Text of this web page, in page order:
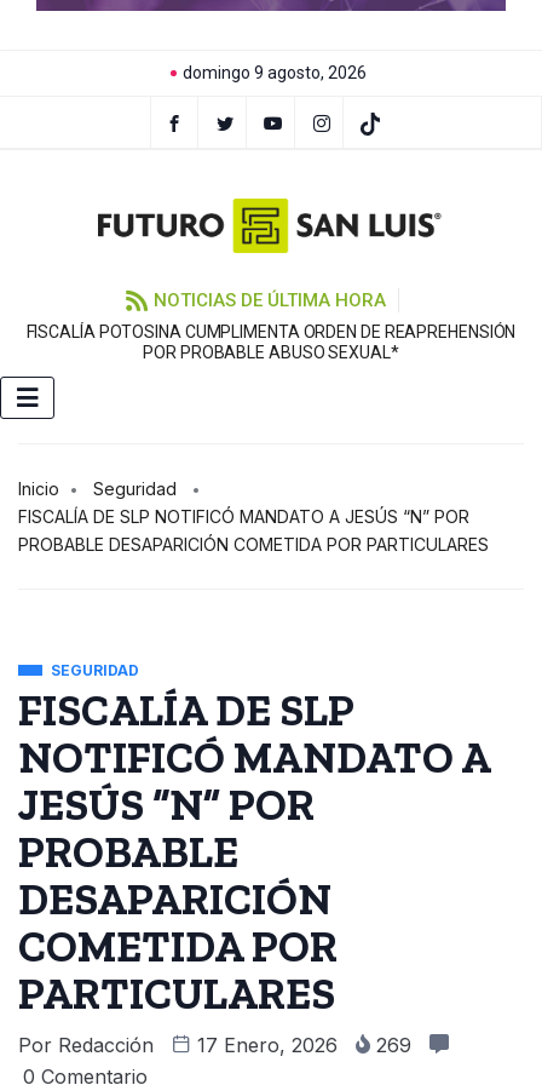
domingo 9 agosto, 2026
NOTICIAS DE ÚLTIMA HORA
FISCALÍA POTOSINA CUMPLIMENTA ORDEN DE REAPREHENSIÓN
POR PROBABLE ABUSO SEXUAL*
Inicio
Seguridad
FISCALÍA DE SLP NOTIFICÓ MANDATO A JESÚS “N” POR
PROBABLE DESAPARICIÓN COMETIDA POR PARTICULARES
SEGURIDAD
FISCALÍA DE SLP
NOTIFICÓ MANDATO A
JESÚS “N” POR
PROBABLE
DESAPARICIÓN
COMETIDA POR
PARTICULARES
Por Redacción 17 Enero, 2026
269
0 Comentario